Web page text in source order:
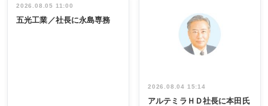
インタビュ
ー／社内ア
祝う 業界関
係者ら220人
出席
2026.08.05 11:00
五光工業／社長に永島専務
2026.08.04 15:14
アルテミラＨＤ社長に本田氏